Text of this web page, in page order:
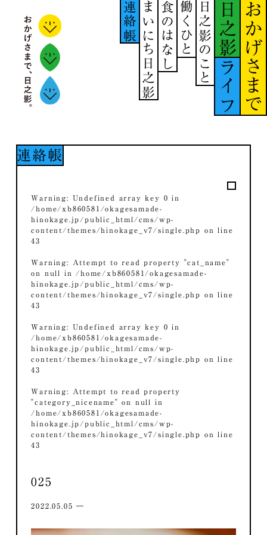
おかげさまで
日之影
ライフ
日之影のこと
働くひと
食のはなし
まいにち日之影
連絡帳
連絡帳
Warning: Undefined array key 0 in
/home/xb860581/okagesamade-
hinokage.jp/public_html/cms/wp-
content/themes/hinokage_v7/single.php
on line
43
Warning: Attempt to read property "cat_name"
on null in /home/xb860581/okagesamade-
hinokage.jp/public_html/cms/wp-
content/themes/hinokage_v7/single.php
on line
43
Warning: Undefined array key 0 in
/home/xb860581/okagesamade-
hinokage.jp/public_html/cms/wp-
content/themes/hinokage_v7/single.php
on line
43
Warning: Attempt to read property
"category_nicename" on null in
/home/xb860581/okagesamade-
hinokage.jp/public_html/cms/wp-
content/themes/hinokage_v7/single.php
on line
43
025
2022.05.05 ―